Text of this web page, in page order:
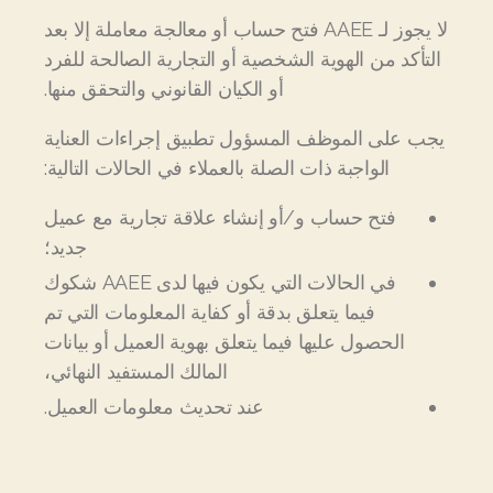
لا يجوز لـ AAEE فتح حساب أو معالجة معاملة إلا بعد
التأكد من الهوية الشخصية أو التجارية الصالحة للفرد
أو الكيان القانوني والتحقق منها.
يجب على الموظف المسؤول تطبيق إجراءات العناية
الواجبة ذات الصلة بالعملاء في الحالات التالية:
فتح حساب و/أو إنشاء علاقة تجارية مع عميل
جديد؛
في الحالات التي يكون فيها لدى AAEE شكوك
فيما يتعلق بدقة أو كفاية المعلومات التي تم
الحصول عليها فيما يتعلق بهوية العميل أو بيانات
المالك المستفيد النهائي،
عند تحديث معلومات العميل.